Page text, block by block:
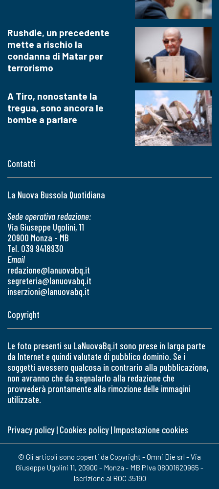
Contatti
La Nuova Bussola Quotidiana
Sede operativa redazione:
Via Giuseppe Ugolini, 11
20900 Monza - MB
Tel. 039 9418930
Email
redazione@lanuovabq.it
segreteria@lanuovabq.it
inserzioni@lanuovabq.it
Rushdie, un precedente
mette a rischio la
condanna di Matar per
terrorismo
A Tiro, nonostante la
tregua, sono ancora le
bombe a parlare
Copyright
Le foto presenti su LaNuovaBq.it sono prese in larga parte
da Internet e quindi valutate di pubblico dominio. Se i
soggetti avessero qualcosa in contrario alla pubblicazione,
non avranno che da segnalarlo alla redazione che
provvederà prontamente alla rimozione delle immagini
utilizzate.
Privacy policy| Cookies policy| Impostazione cookies
© Gli articoli sono coperti da Copyright - Omni Die srl - Via
Giuseppe Ugolini 11, 20900 - Monza - MB P.Iva 08001620965 -
Iscrizione al ROC 35190